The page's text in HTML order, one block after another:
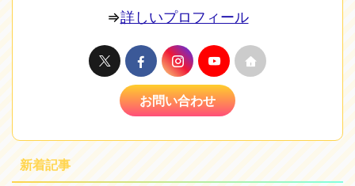
⇒詳しいプロフィール
お問い合わせ
新着記事